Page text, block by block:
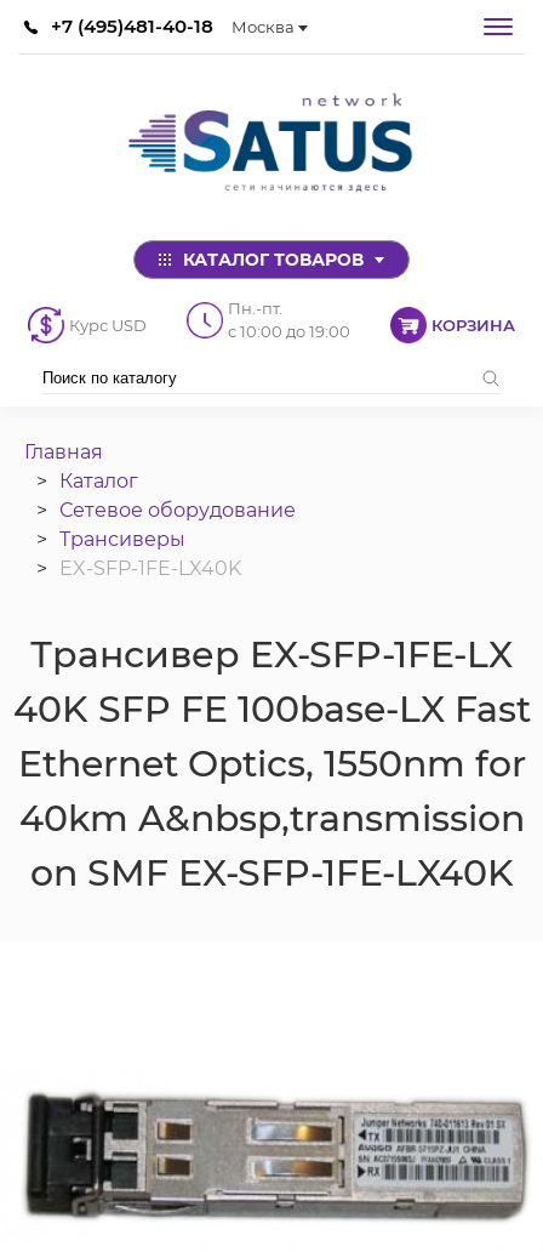
+7 (495)481-40-18 Москва
КАТАЛОГ ТОВАРОВ
Курс USD
Пн.-пт.
с 10:00 до 19:00
КОРЗИНА
Главная
Каталог
Сетевое оборудование
Трансиверы
EX-SFP-1FE-LX40K
Трансивер EX-SFP-1FE-LX
40K SFP FE 100base-LX Fast
Ethernet Optics, 1550nm for
40km A&nbsp,transmission
on SMF EX-SFP-1FE-LX40K